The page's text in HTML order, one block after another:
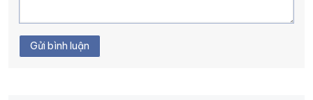
Gửi bình luận